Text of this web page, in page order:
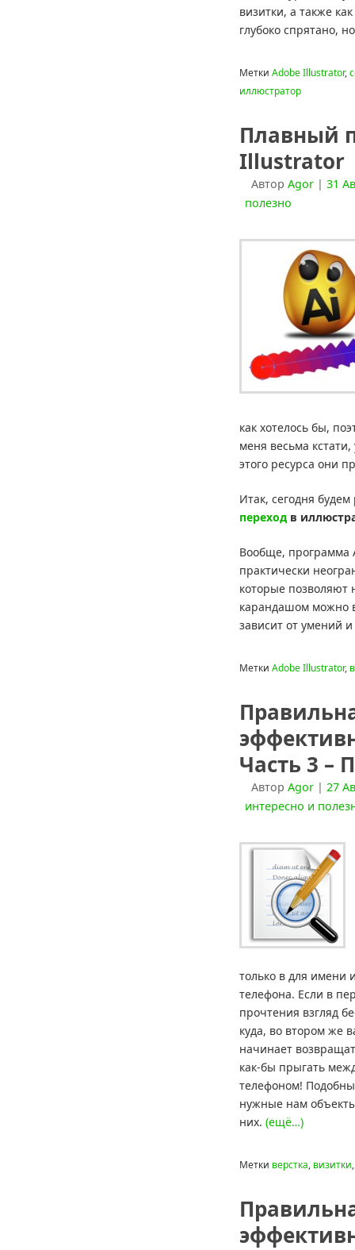
визитки, а также
глубоко спрятано,
Метки Adobe Illustrator,
иллюстратор
Плавный
Illustrator
Автор Agor | 31
полезно
как хотелось бы,
меня весьма
этого ресурса они
Итак, сегодня
переходв
Вообще, программа
практически
которые позволяют
карандашом можно
зависит от умений
Метки Adobe Illustrator,
Часть 3 –
Автор Agor | 27
интересно и
только в для имени
телефона. Если в
прочтения взгляд
куда, во втором же
начинает
как-бы прыгать
телефоном!
нужные нам
них. (ещё…)
Метки верстка, визитки